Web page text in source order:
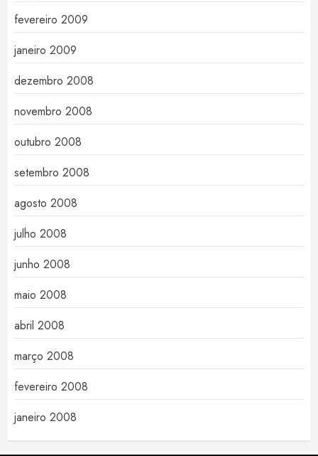
fevereiro 2009
janeiro 2009
dezembro 2008
novembro 2008
outubro 2008
setembro 2008
agosto 2008
julho 2008
junho 2008
maio 2008
abril 2008
março 2008
fevereiro 2008
janeiro 2008